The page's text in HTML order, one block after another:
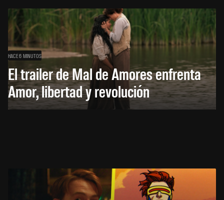
HACE 6 MINUTOS
El trailer de Mal de Amores enfrenta
Amor, libertad y revolución